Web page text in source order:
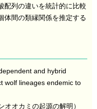
配列の違いを統計的に比較
体間の類縁関係を推定する
and hybrid
wolf lineages endemic to
オオカミの起源の解明）